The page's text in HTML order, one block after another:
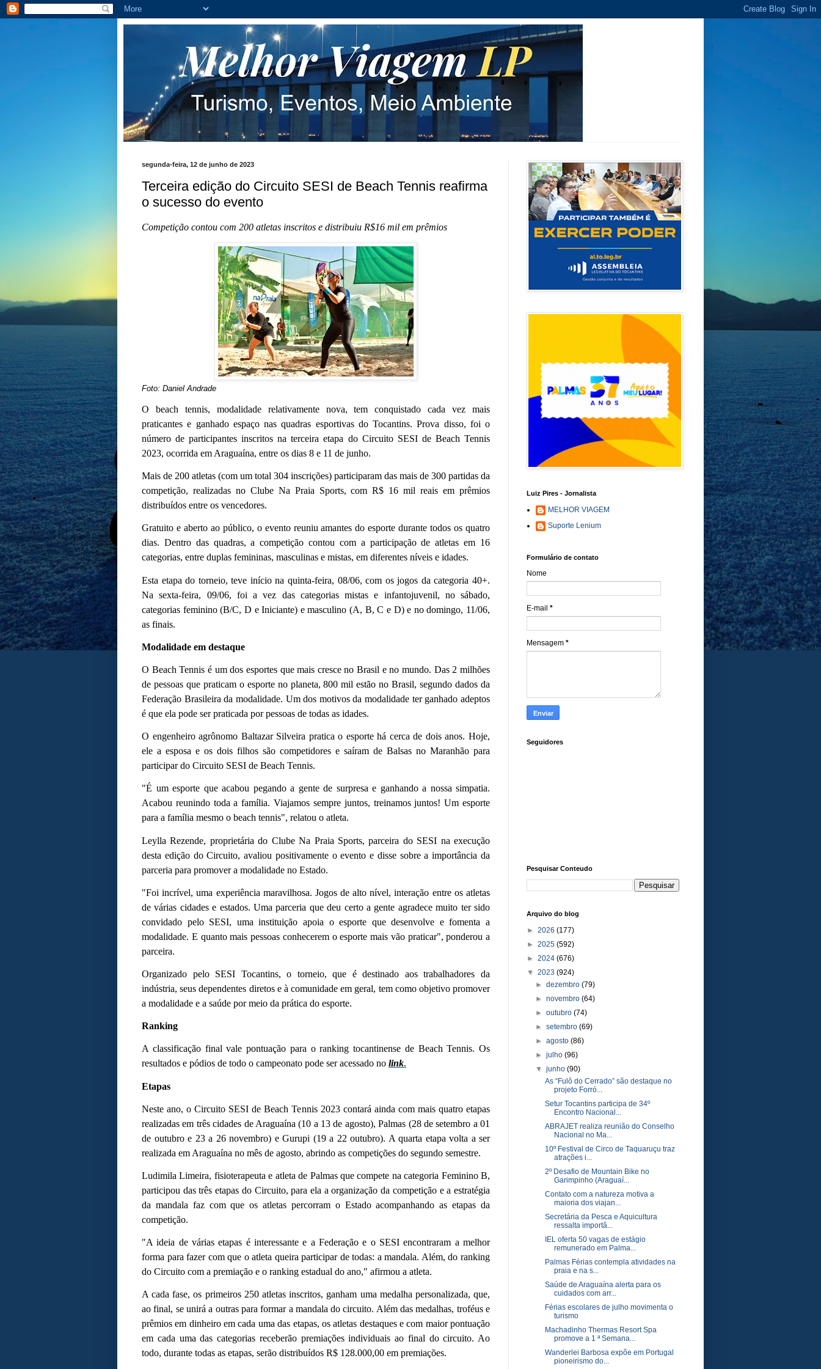
segunda-feira, 12 de junho de 2023
Terceira edição do Circuito SESI de Beach Tennis reafirma
o sucesso do evento
Competição contou com 200 atletas inscritos e distribuiu R$16 mil em prêmios
Foto: Daniel Andrade
O beach tennis, modalidade relativamente nova, tem conquistado cada vez mais
praticantes e ganhado espaço nas quadras esportivas do Tocantins. Prova disso, foi o
número de participantes inscritos na terceira etapa do Circuito SESI de Beach Tennis
2023, ocorrida em Araguaína, entre os dias 8 e 11 de junho.
Mais de 200 atletas (com um total 304 inscrições) participaram das mais de 300 partidas da
competição, realizadas no Clube Na Praia Sports, com R$ 16 mil reais em prêmios
distribuídos entre os vencedores.
Gratuito e aberto ao público, o evento reuniu amantes do esporte durante todos os quatro
dias. Dentro das quadras, a competição contou com a participação de atletas em 16
categorias, entre duplas femininas, masculinas e mistas, em diferentes níveis e idades.
Esta etapa do torneio, teve início na quinta-feira, 08/06, com os jogos da categoria 40+.
Na sexta-feira, 09/06, foi a vez das categorias mistas e infantojuvenil, no sábado,
categorias feminino (B/C, D e Iniciante) e masculino (A, B, C e D) e no domingo, 11/06,
as finais.
Modalidade em destaque
O Beach Tennis é um dos esportes que mais cresce no Brasil e no mundo. Das 2 milhões
de pessoas que praticam o esporte no planeta, 800 mil estão no Brasil, segundo dados da
Federação Brasileira da modalidade. Um dos motivos da modalidade ter ganhado adeptos
é que ela pode ser praticada por pessoas de todas as idades.
O engenheiro agrônomo Baltazar Silveira pratica o esporte há cerca de dois anos. Hoje,
ele a esposa e os dois filhos são competidores e saíram de Balsas no Maranhão para
participar do Circuito SESI de Beach Tennis.
"É um esporte que acabou pegando a gente de surpresa e ganhando a nossa simpatia.
Acabou reunindo toda a família. Viajamos sempre juntos, treinamos juntos! Um esporte
para a família mesmo o beach tennis", relatou o atleta.
Leylla Rezende, proprietária do Clube Na Praia Sports, parceira do SESI na execução
desta edição do Circuito, avaliou positivamente o evento e disse sobre a importância da
parceria para promover a modalidade no Estado.
"Foi incrível, uma experiência maravilhosa. Jogos de alto nível, interação entre os atletas
de várias cidades e estados. Uma parceria que deu certo a gente agradece muito ter sido
convidado pelo SESI, uma instituição apoia o esporte que desenvolve e fomenta a
modalidade. E quanto mais pessoas conhecerem o esporte mais vão praticar", ponderou a
parceira.
Organizado pelo SESI Tocantins, o torneio, que é destinado aos trabalhadores da
indústria, seus dependentes diretos e à comunidade em geral, tem como objetivo promover
a modalidade e a saúde por meio da prática do esporte.
Ranking
A classificação final vale pontuação para o ranking tocantinense de Beach Tennis. Os
resultados e pódios de todo o campeonato pode ser acessado no link.
Etapas
Neste ano, o Circuito SESI de Beach Tennis 2023 contará ainda com mais quatro etapas
realizadas em três cidades de Araguaína (10 a 13 de agosto), Palmas (28 de setembro a 01
de outubro e 23 a 26 novembro) e Gurupi (19 a 22 outubro). A quarta etapa volta a ser
realizada em Araguaína no mês de agosto, abrindo as competições do segundo semestre.
Ludimila Limeira, fisioterapeuta e atleta de Palmas que compete na categoria Feminino B,
participou das três etapas do Circuito, para ela a organização da competição e a estratégia
da mandala faz com que os atletas percorram o Estado acompanhando as etapas da
competição.
"A ideia de várias etapas é interessante e a Federação e o SESI encontraram a melhor
forma para fazer com que o atleta queira participar de todas: a mandala. Além, do ranking
do Circuito com a premiação e o ranking estadual do ano," afirmou a atleta.
A cada fase, os primeiros 250 atletas inscritos, ganham uma medalha personalizada, que,
ao final, se unirá a outras para formar a mandala do circuito. Além das medalhas, troféus e
prêmios em dinheiro em cada uma das etapas, os atletas destaques e com maior pontuação
em cada uma das categorias receberão premiações individuais ao final do circuito. Ao
todo, durante todas as etapas, serão distribuídos R$ 128.000,00 em premiações.
Luiz Pires - Jornalista
MELHOR VIAGEM
Suporte Lenium
Formulário de contato
Nome
E-mail *
Mensagem *
Seguidores
Pesquisar Conteudo
Arquivo do blog
► 2026 (177)
► 2025 (592)
► 2024 (676)
▼ 2023 (924)
►dezembro(79)
►novembro(64)
►outubro(74)
►setembro(69)
►agosto(86)
►julho(96)
▼junho(90)
As “Fulô do Cerrado” são destaque no
projeto Forró...
Setur Tocantins participa de 34º
Encontro Nacional...
ABRAJET realiza reunião do Conselho
Nacional no Ma...
10º Festival de Circo de Taquaruçu traz
atrações i...
2º Desafio de Mountain Bike no
Garimpinho (Araguaí...
Contato com a natureza motiva a
maioria dos viajan...
Secretária da Pesca e Aquicultura
ressalta importâ...
IEL oferta 50 vagas de estágio
remunerado em Palma...
Palmas Férias contempla atividades na
praia e na s...
Saúde de Araguaína alerta para os
cuidados com arr...
Férias escolares de julho movimenta o
turismo
Machadinho Thermas Resort Spa
promove a 1 ª Semana...
Wanderlei Barbosa expõe em Portugal
pioneirismo do...